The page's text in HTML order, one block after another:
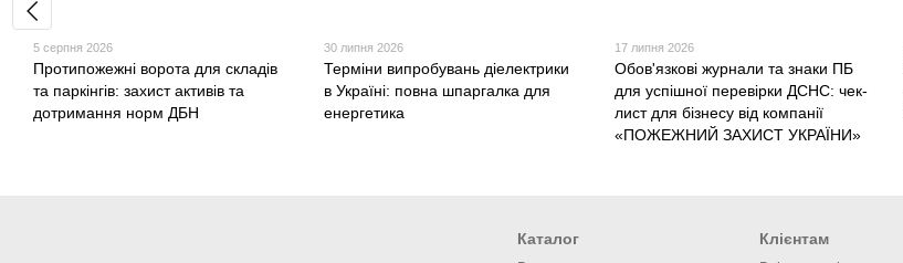
5 серпня 2026
Протипожежні ворота для складів
та паркінгів: захист активів та
дотримання норм ДБН
30 липня 2026
Терміни випробувань діелектрики
в Україні: повна шпаргалка для
енергетика
17 липня 2026
Обов'язкові журнали та знаки ПБ
для успішної перевірки ДСНС: чек-
лист для бізнесу від компанії
«ПОЖЕЖНИЙ ЗАХИСТ УКРАЇНИ»
Каталог Клієнтам